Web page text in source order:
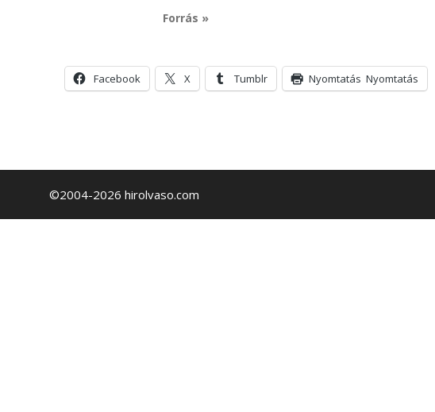
Forrás »
Facebook X Tumblr Nyomtatás Nyomtatás
©2004-2026 hirolvaso.com